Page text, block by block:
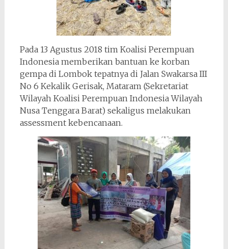
Pada 13 Agustus 2018 tim Koalisi Perempuan
Indonesia memberikan bantuan ke korban
gempa di Lombok tepatnya di Jalan Swakarsa III
No 6 Kekalik Gerisak, Mataram (Sekretariat
Wilayah Koalisi Perempuan Indonesia Wilayah
Nusa Tenggara Barat) sekaligus melakukan
assessment kebencanaan.